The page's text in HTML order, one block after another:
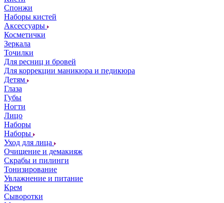
Спонжи
Наборы кистей
Аксессуары
Косметички
Зеркала
Точилки
Для ресниц и бровей
Для коррекции маникюра и педикюра
Детям
Глаза
Губы
Ногти
Лицо
Наборы
Наборы
Уход для лица
Очищение и демакияж
Скрабы и пилинги
Тонизирование
Увлажнение и питание
Крем
Сыворотки